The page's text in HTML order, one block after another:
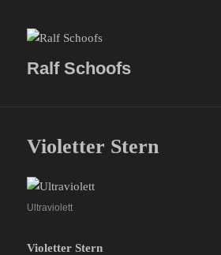
Ralf Schoofs
Violetter Stern
Ultraviolett
Violetter Stern